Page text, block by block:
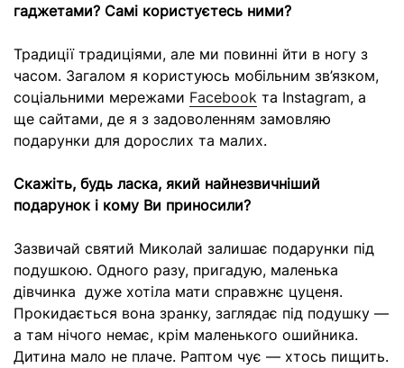
гаджетами? Самі користуєтесь ними?
Традиції традиціями, але ми повинні йти в ногу з
часом. Загалом я користуюсь мобільним зв’язком,
соціальними мережами Facebook та Instagram, а
ще сайтами, де я з задоволенням замовляю
подарунки для дорослих та малих.
Скажіть, будь ласка, який найнезвичніший
подарунок і кому Ви приносили?
Зазвичай святий Миколай залишає подарунки під
подушкою. Одного разу, пригадую, маленька
дівчинка дуже хотіла мати справжнє цуценя.
Прокидається вона зранку, заглядає під подушку —
а там нічого немає, крім маленького ошийника.
Дитина мало не плаче. Раптом чує — хтось пищить.